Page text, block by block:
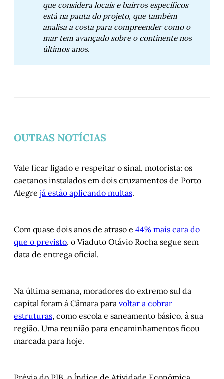
que considera locais e bairros específicos
está na pauta do projeto, que também
analisa a costa para compreender como o
mar tem avançado sobre o continente nos
últimos anos.
OUTRAS NOTÍCIAS
Vale ficar ligado e respeitar o sinal, motorista: os
caetanos instalados em dois cruzamentos de Porto
Alegre já estão aplicando multas.
Com quase dois anos de atraso e 44% mais cara do
que o previsto, o Viaduto Otávio Rocha segue sem
data de entrega oficial.
Na última semana, moradores do extremo sul da
capital foram à Câmara para voltar a cobrar
estruturas, como escola e saneamento básico, à sua
região. Uma reunião para encaminhamentos ficou
marcada para hoje.
Prévia do PIB, o Índice de Atividade Econômica